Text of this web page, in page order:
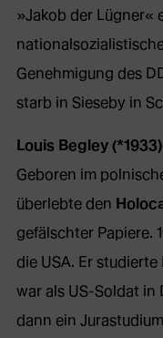
»Jakob der Lügner«
Genehmigung des
starb in Sieseby in
Louis Begley (*1933)
Geboren im
überlebte den
gefälschter Papiere.
die USA. Er
war als US-Soldat
dann ein